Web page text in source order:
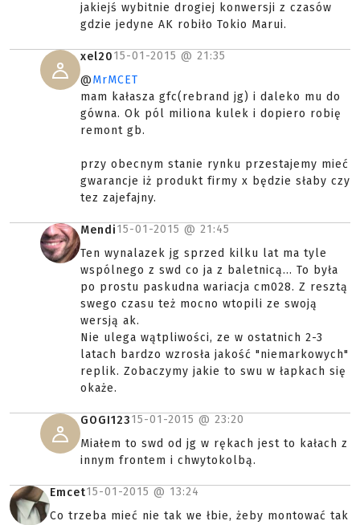
jakiejś wybitnie drogiej konwersji z czasów
gdzie jedyne AK robiło Tokio Marui.
xel2015-01-2015 @ 21:35
@MrMCET
mam kałasza gfc(rebrand jg) i daleko mu do
gówna. Ok pól miliona kulek i dopiero robię
remont gb.
przy obecnym stanie rynku przestajemy mieć
gwarancje iż produkt firmy x będzie słaby czy
tez zajefajny.
Mendi15-01-2015 @ 21:45
Ten wynalazek jg sprzed kilku lat ma tyle
wspólnego z swd co ja z baletnicą... To była
po prostu paskudna wariacja cm028. Z resztą
swego czasu też mocno wtopili ze swoją
wersją ak.
Nie ulega wątpliwości, ze w ostatnich 2-3
latach bardzo wzrosła jakość "niemarkowych"
replik. Zobaczymy jakie to swu w łapkach się
okaże.
GOGI12315-01-2015 @ 23:20
Miałem to swd od jg w rękach jest to kałach z
innym frontem i chwytokolbą.
Emcet15-01-2015 @ 13:24
Co trzeba mieć nie tak we łbie, żeby montować tak